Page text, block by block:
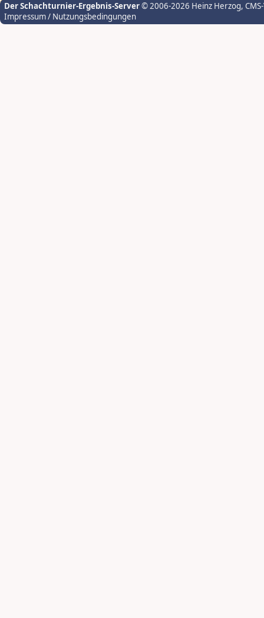
Der Schachturnier-Ergebnis-Server© 2006-2026 Heinz Herzog,
Impressum / Nutzungsbedingungen